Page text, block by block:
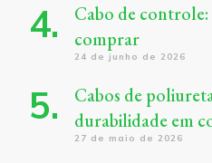
Cabo de controle:
comprar
24 de junho de 2026
Cabos de
durabilidade em
27 de maio de 2026